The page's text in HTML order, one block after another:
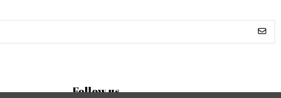
Follow us